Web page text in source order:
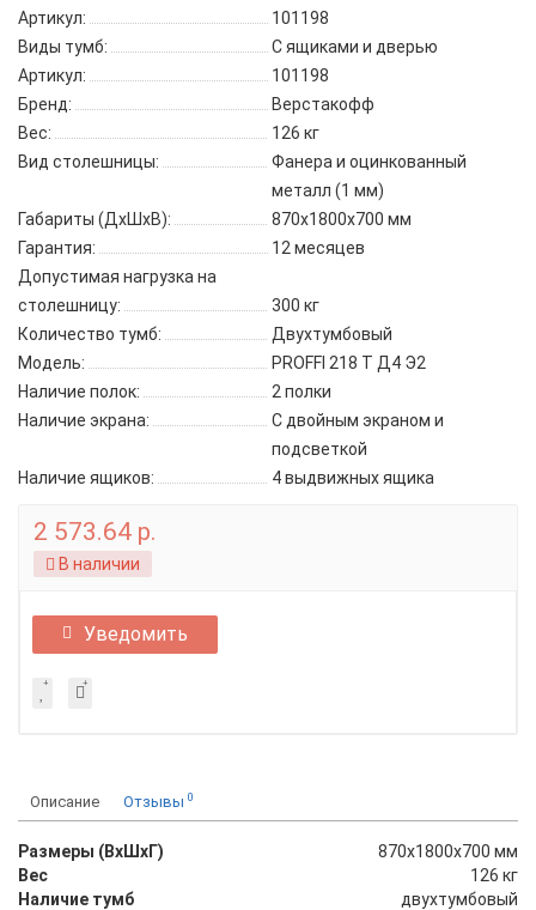
Артикул:
101198
Виды тумб:
С ящиками и дверью
Артикул:
101198
Бренд:
Верстакофф
Вес:
126 кг
Вид столешницы:
Фанера и оцинкованный
металл (1 мм)
Габариты (ДхШхВ):
870x1800x700 мм
Гарантия:
12 месяцев
Допустимая нагрузка на
столешницу:
300 кг
Количество тумб:
Двухтумбовый
Модель:
PROFFI 218 Т Д4 Э2
Наличие полок:
2 полки
Наличие экрана:
С двойным экраном и
подсветкой
Наличие ящиков:
4 выдвижных ящика
2 573.64 р.
В наличии
Уведомить
Описание Отзывы 0
Размеры (ВхШхГ)
870x1800x700 мм
Вес
126 кг
Наличие тумб
двухтумбовый